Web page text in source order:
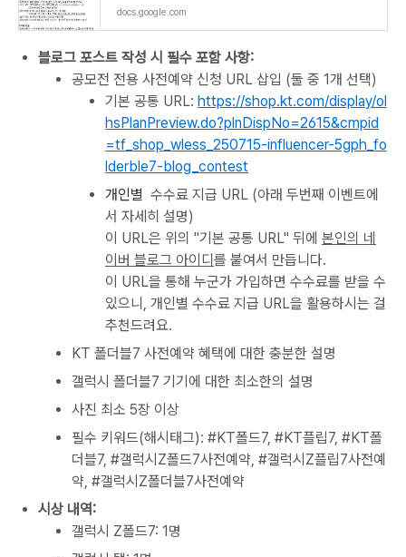
docs.google.com
블로그 포스트 작성 시 필수 포함 사항:
공모전 전용 사전예약 신청 URL 삽입 (둘 중 1개 선택)
기본 공통 URL: https://shop.kt.com/display/ol
hsPlanPreview.do?plnDispNo=2615&cmpid
=tf_shop_wless_250715-influencer-5gph_fo
lderble7-blog_contest
개인별 수수료 지급 URL (아래 두번째 이벤트에
서 자세히 설명)
이 URL은 위의 "기본 공통 URL" 뒤에 본인의 네
이버 블로그 아이디 를 붙여서 만듭니다.
이 URL을 통해 누군가 가입하면 수수료를 받을 수
있으니, 개인별 수수료 지급 URL을 활용하시는 걸
추천드려요.
KT 폴더블7 사전예약 혜택에 대한 충분한 설명
갤럭시 폴더블7 기기에 대한 최소한의 설명
사진 최소 5장 이상
필수 키워드(해시태그): #KT폴드7, #KT플립7, #KT폴
더블7, #갤럭시Z폴드7사전예약, #갤럭시Z플립7사전예
약, #갤럭시Z폴더블7사전예약
시상 내역:
갤럭시 Z폴드7: 1명